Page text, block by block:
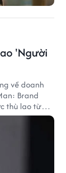
'Người
về doanh
Brand
thù lao từ
công phòng
sở hữu khoản